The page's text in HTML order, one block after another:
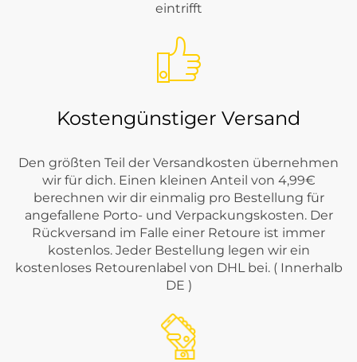
eintrifft
Kostengünstiger Versand
Den größten Teil der Versandkosten übernehmen
wir für dich. Einen kleinen Anteil von 4,99€
berechnen wir dir einmalig pro Bestellung für
angefallene Porto- und Verpackungskosten. Der
Rückversand im Falle einer Retoure ist immer
kostenlos. Jeder Bestellung legen wir ein
kostenloses Retourenlabel von DHL bei. ( Innerhalb
DE )